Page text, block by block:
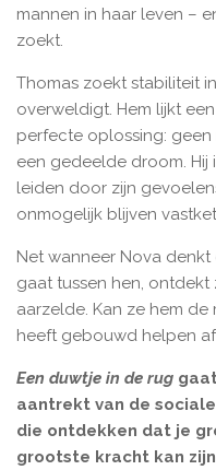
mannen in haar leven –
zoekt.
Thomas zoekt stabiliteit
overweldigt. Hem lijkt
perfecte oplossing:
een gedeelde droom. Hij
leiden door zijn
onmogelijk blijven
Net wanneer Nova
gaat tussen hen,
aarzelde. Kan ze hem
heeft gebouwd helpen
Een duwtje in de rug
aantrekt van de
die ontdekken dat je
grootste kracht kan